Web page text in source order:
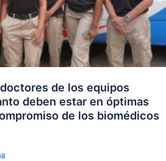
de los equipos
deben estar en óptimas
de los biomédicos